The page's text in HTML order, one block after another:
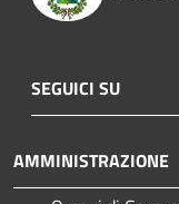
SEGUICI SU
AMMINISTRAZIONE